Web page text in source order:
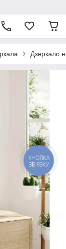
Дзеркало
КНОПКА
ЗВ'ЯЗКУ